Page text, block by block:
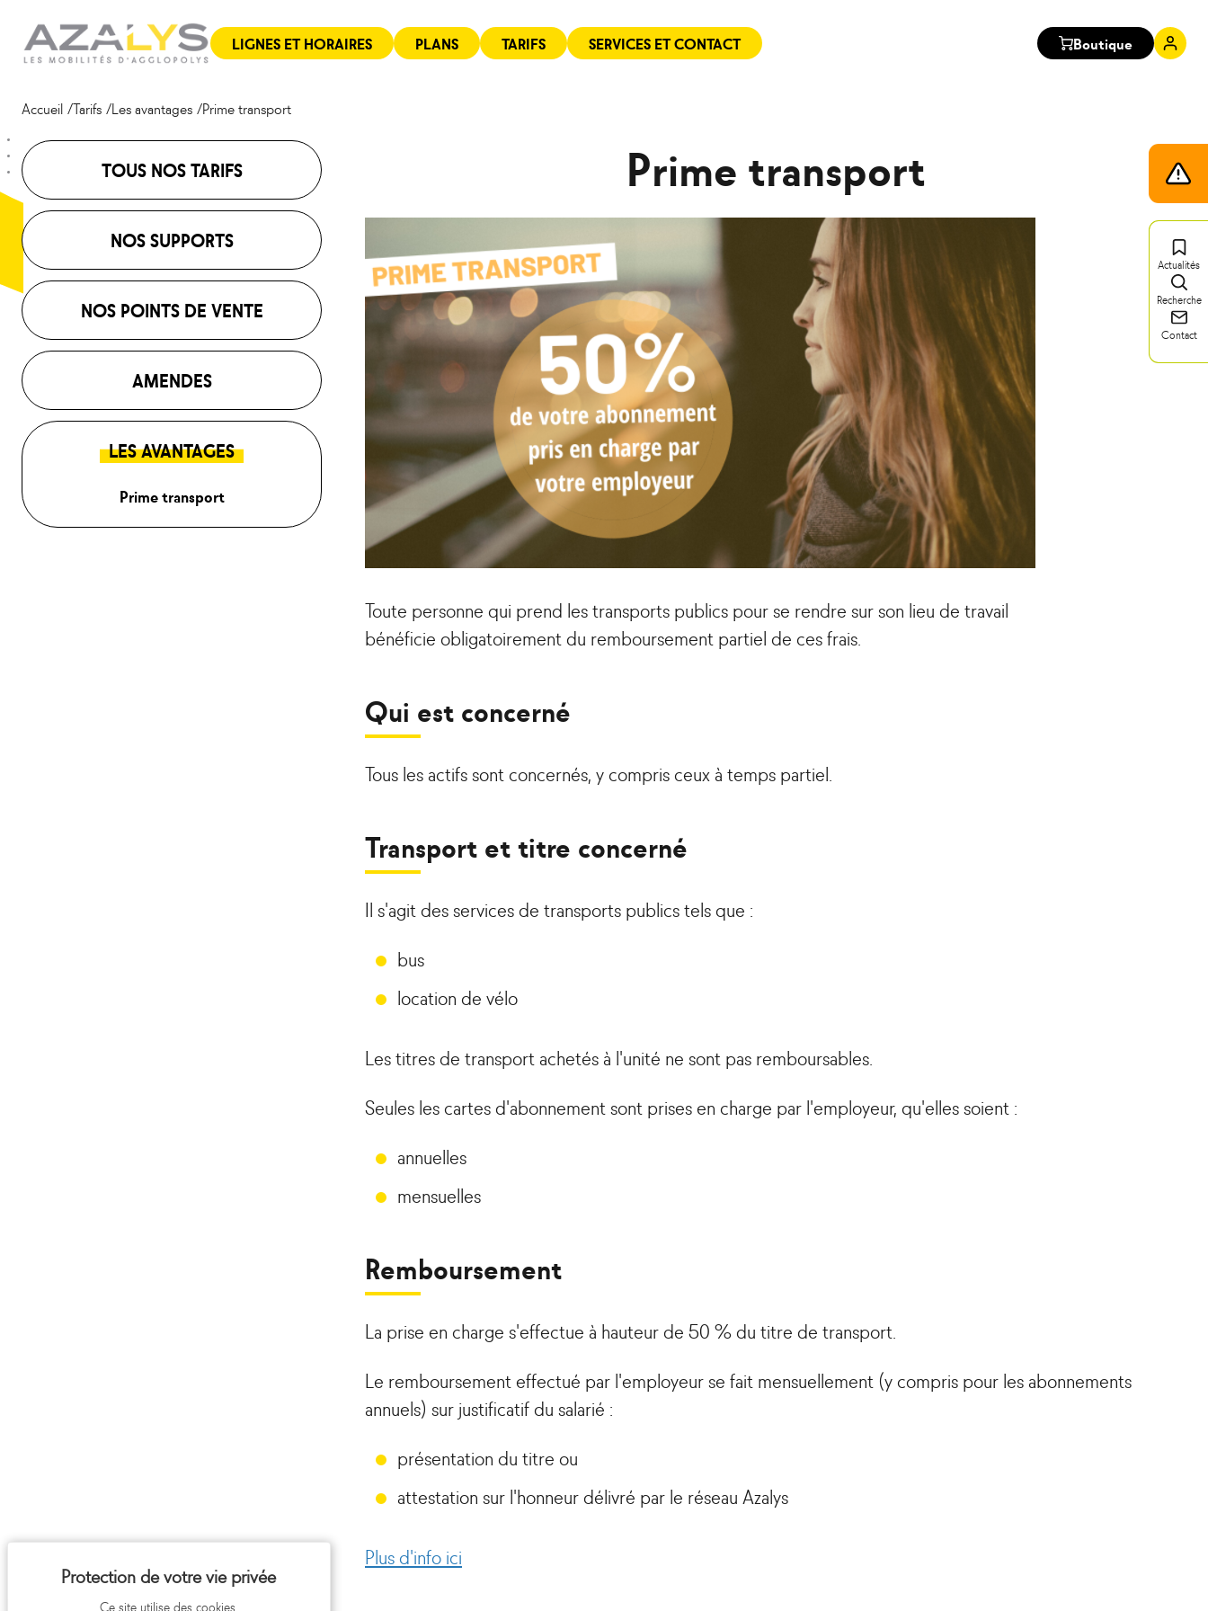
contenu
LIGNES ET HORAIRES PLANS TARIFS SERVICES ET CONTACT Boutique
Mon
Accueil Tarifs Les avantages Prime transport
Prime transport
Toute personne qui prend les transports publics pour se rendre sur son lieu de travail
bénéficie obligatoirement du remboursement partiel de ces frais.
Qui est concerné
Tous les actifs sont concernés, y compris ceux à temps partiel.
Transport et titre concerné
Il s'agit des services de transports publics tels que :
bus
location de vélo
Les titres de transport achetés à l'unité ne sont pas remboursables.
Seules les cartes d'abonnement sont prises en charge par l'employeur, qu'elles soient :
annuelles
mensuelles
Remboursement
La prise en charge s'effectue à hauteur de 50 % du titre de transport.
Le remboursement effectué par l'employeur se fait mensuellement (y compris pour les abonnements
annuels) sur justificatif du salarié :
présentation du titre ou
attestation sur l'honneur délivré par le réseau Azalys
Plus d'info ici
TOUS NOS TARIFS
NOS SUPPORTS
NOS POINTS DE VENTE
AMENDES
LES AVANTAGES
Prime transport
Infos
trafic
Actualités
Recherche
Contact
Ce site utilise des cookies.